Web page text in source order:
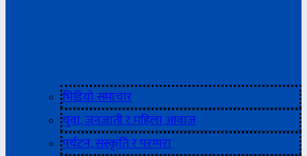
भिडियो समाचार
युवा, जनजाती र महिला आवाज
पर्यटन, संस्कृति र परम्परा